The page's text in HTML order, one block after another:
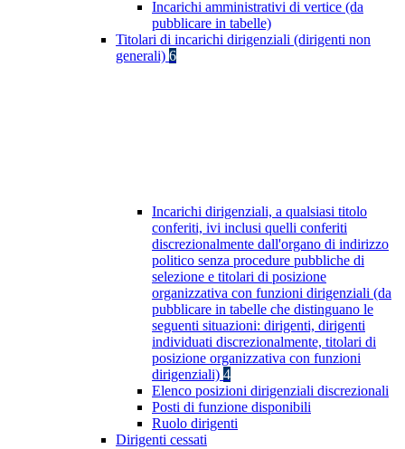
Incarichi amministrativi di vertice (da
pubblicare in tabelle)
Titolari di incarichi dirigenziali (dirigenti non
generali) 6
Incarichi dirigenziali, a qualsiasi titolo
conferiti, ivi inclusi quelli conferiti
discrezionalmente dall'organo di indirizzo
politico senza procedure pubbliche di
selezione e titolari di posizione
organizzativa con funzioni dirigenziali (da
pubblicare in tabelle che distinguano le
seguenti situazioni: dirigenti, dirigenti
individuati discrezionalmente, titolari di
posizione organizzativa con funzioni
dirigenziali) 4
Elenco posizioni dirigenziali discrezionali
Posti di funzione disponibili
Ruolo dirigenti
Dirigenti cessati